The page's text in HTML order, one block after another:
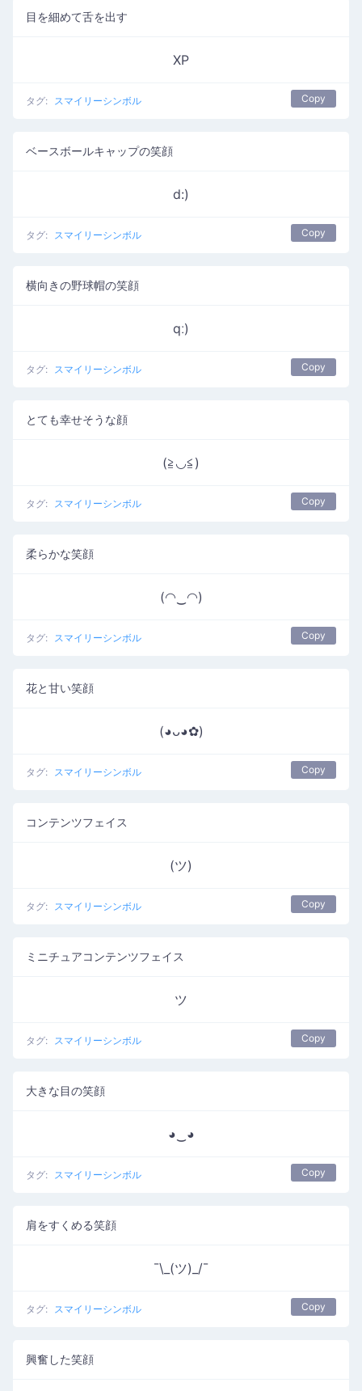
目を細めて舌を出す
XP
タグ: スマイリーシンボル Copy
ベースボールキャップの笑顔
d:)
タグ: スマイリーシンボル Copy
横向きの野球帽の笑顔
qː)
タグ: スマイリーシンボル Copy
とても幸せそうな顔
(≧◡≦)
タグ: スマイリーシンボル Copy
柔らかな笑顔
(◠‿◠)
タグ: スマイリーシンボル Copy
花と甘い笑顔
(◕ᴗ◕✿)
タグ: スマイリーシンボル Copy
コンテンツフェイス
(ツ)
タグ: スマイリーシンボル Copy
ミニチュアコンテンツフェイス
ツ
タグ: スマイリーシンボル Copy
大きな目の笑顔
◕‿◕
タグ: スマイリーシンボル Copy
肩をすくめる笑顔
¯\_(ツ)_/¯
タグ: スマイリーシンボル Copy
興奮した笑顔